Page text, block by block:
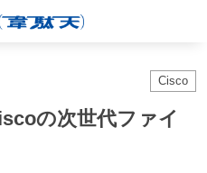
Cisco
の次世代ファイ